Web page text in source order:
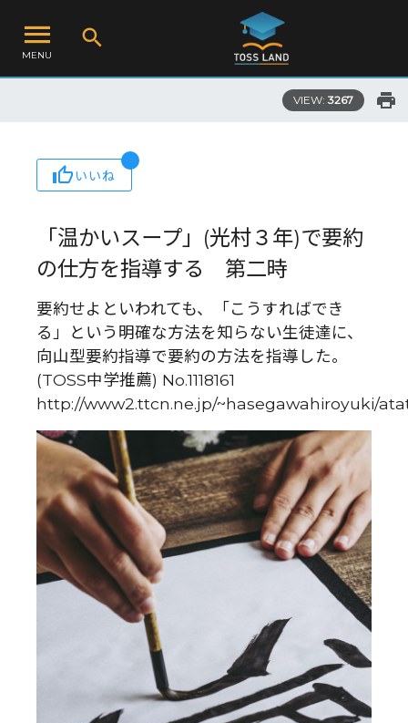
MENU
VIEW: 3267
いいね
「温かいスープ」(光村３年)で要約
の仕方を指導する 第二時
要約せよといわれても、「こうすればでき
る」という明確な方法を知らない生徒達に、
向山型要約指導で要約の方法を指導した。
(TOSS中学推薦) No.1118161
http://www2.ttcn.ne.jp/~hasegawahiroyuki/